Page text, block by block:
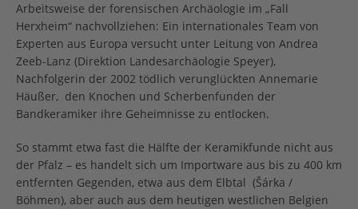
Arbeitsweise der forensischen Archäologie im „Fall
Herxheim“ nachvollziehen: Ein internationales Team von
Experten aus Europa versucht unter Leitung von Andrea
Zeeb-Lanz (Direktion Landesarchäologie Speyer),
Nachfolgerin der 2002 tödlich verunglückten Annemarie
Häußer, den Knochen und Scherbenfunden der
Bandkeramiker ihre Geheimnisse zu entlocken.
So stammt etwa fast die Hälfte der Keramikfunde nicht aus
der Pfalz – es handelt sich um Importware aus bis zu 400 km
entfernten Gegenden, etwa aus dem Elbtal (Šárka /
Böhmen), aber auch aus dem heutigen westlichen Belgien